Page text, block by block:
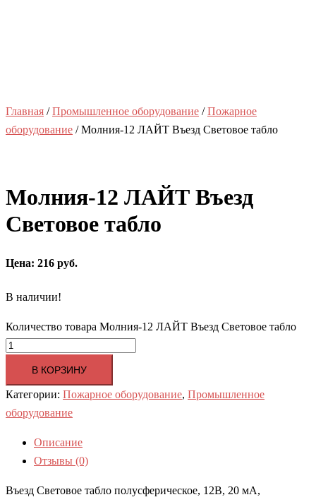
Главная /Промышленное оборудование /Пожарное
оборудование / Молния-12 ЛАЙТ Въезд Световое табло
Молния-12 ЛАЙТ Въезд
Световое табло
Цена: 216 руб.
В наличии!
Количество товара Молния-12 ЛАЙТ Въезд Световое табло
В КОРЗИНУ
Категории: Пожарное оборудование, Промышленное
оборудование
Описание
Отзывы (0)
Въезд Световое табло полусферическое, 12В, 20 мА,